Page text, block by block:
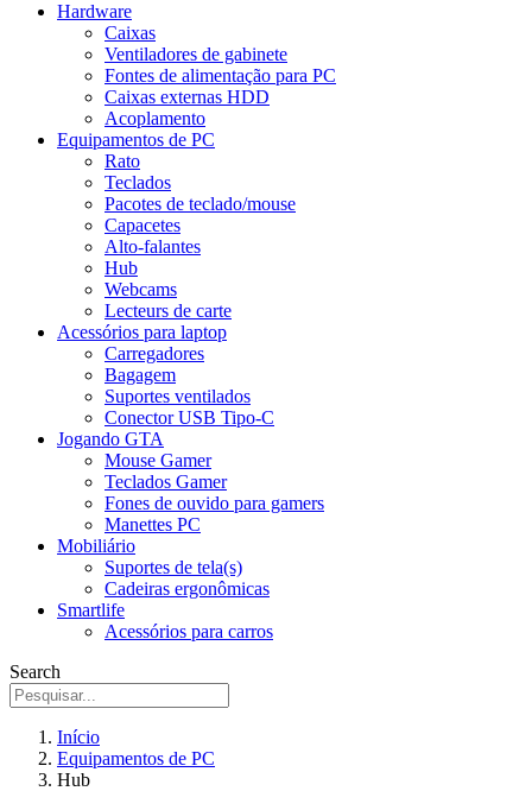
Hardware
Caixas
Ventiladores de gabinete
Fontes de alimentação para PC
Caixas externas HDD
Acoplamento
Equipamentos de PC
Rato
Teclados
Pacotes de teclado/mouse
Capacetes
Alto-falantes
Hub
Webcams
Lecteurs de carte
Acessórios para laptop
Carregadores
Bagagem
Suportes ventilados
Conector USB Tipo-C
Jogando GTA
Mouse Gamer
Teclados Gamer
Fones de ouvido para gamers
Manettes PC
Mobiliário
Suportes de tela(s)
Cadeiras ergonômicas
Smartlife
Acessórios para carros
Search
Início
Equipamentos de PC
Hub